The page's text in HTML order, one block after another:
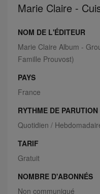
Marie Claire -
NOM DE L'ÉDITEUR
Marie Claire Album -
Famille Prouvost)
PAYS
France
RYTHME DE PARUTION
Quotidien /
TARIF
Gratuit
NOMBRE D'ABONNÉS
Non communiqué